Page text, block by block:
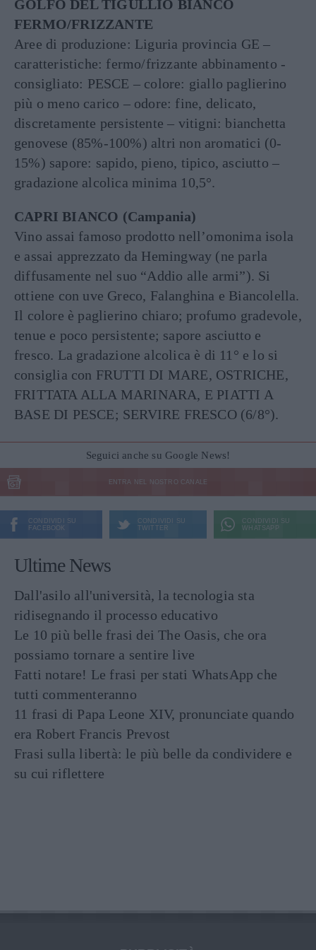
GOLFO DEL TIGULLIO BIANCO
FERMO/FRIZZANTE
Aree di produzione: Liguria provincia GE –
caratteristiche: fermo/frizzante abbinamento -
consigliato: PESCE – colore: giallo paglierino
più o meno carico – odore: fine, delicato,
discretamente persistente – vitigni: bianchetta
genovese (85%-100%) altri non aromatici (0-
15%) sapore: sapido, pieno, tipico, asciutto –
gradazione alcolica minima 10,5°.
CAPRI BIANCO (Campania)
Vino assai famoso prodotto nell’omonima isola
e assai apprezzato da Hemingway (ne parla
diffusamente nel suo “Addio alle armi”). Si
ottiene con uve Greco, Falanghina e Biancolella.
Il colore è paglierino chiaro; profumo gradevole,
tenue e poco persistente; sapore asciutto e
fresco. La gradazione alcolica è di 11° e lo si
consiglia con FRUTTI DI MARE, OSTRICHE,
FRITTATA ALLA MARINARA, E PIATTI A
BASE DI PESCE; SERVIRE FRESCO (6/8°).
Seguici anche su Google News!
ENTRA NEL NOSTRO CANALE
CONDIVIDI SU
FACEBOOK
CONDIVIDI SU
TWITTER
CONDIVIDI SU
WHATSAPP
Ultime News
Dall'asilo all'università, la tecnologia sta
ridisegnando il processo educativo
Le 10 più belle frasi dei The Oasis, che ora
possiamo tornare a sentire live
Fatti notare! Le frasi per stati WhatsApp che
tutti commenteranno
11 frasi di Papa Leone XIV, pronunciate quando
era Robert Francis Prevost
Frasi sulla libertà: le più belle da condividere e
su cui riflettere